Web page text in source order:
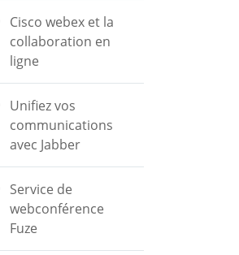
Cisco webex et la
collaboration en
ligne
Unifiez vos
communications
avec Jabber
Service de
webconférence
Fuze